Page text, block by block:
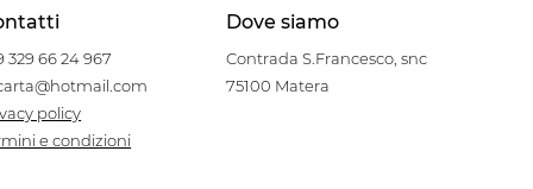
Dove siamo
329 66 24 967
policy
e condizioni
Contrada S.Francesco, snc
75100 Matera